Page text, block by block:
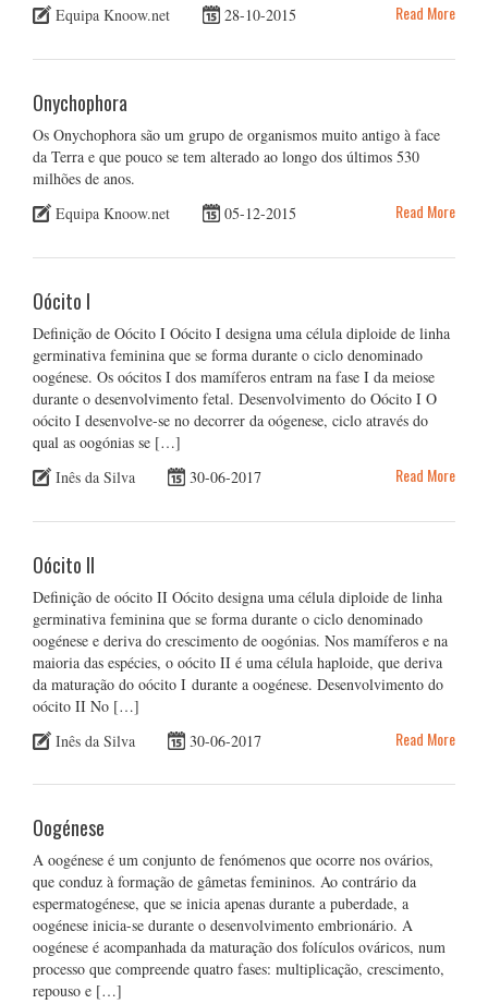
Equipa Knoow.net
28-10-2015 Read More
Onychophora
Os Onychophora são um grupo de organismos muito antigo à face
da Terra e que pouco se tem alterado ao longo dos últimos 530
milhões de anos.
Equipa Knoow.net
05-12-2015 Read More
Oócito I
Definição de Oócito I Oócito I designa uma célula diploide de linha
germinativa feminina que se forma durante o ciclo denominado
oogénese. Os oócitos I dos mamíferos entram na fase I da meiose
durante o desenvolvimento fetal. Desenvolvimento do Oócito I O
oócito I desenvolve-se no decorrer da oógenese, ciclo através do
qual as oogónias se […]
Inês da Silva
30-06-2017 Read More
Oócito II
Definição de oócito II Oócito designa uma célula diploide de linha
germinativa feminina que se forma durante o ciclo denominado
oogénese e deriva do crescimento de oogónias. Nos mamíferos e na
maioria das espécies, o oócito II é uma célula haploide, que deriva
da maturação do oócito I durante a oogénese. Desenvolvimento do
oócito II No […]
Inês da Silva
30-06-2017 Read More
Oogénese
A oogénese é um conjunto de fenómenos que ocorre nos ovários,
que conduz à formação de gâmetas femininos. Ao contrário da
espermatogénese, que se inicia apenas durante a puberdade, a
oogénese inicia-se durante o desenvolvimento embrionário. A
oogénese é acompanhada da maturação dos folículos ováricos, num
processo que compreende quatro fases: multiplicação, crescimento,
repouso e […]